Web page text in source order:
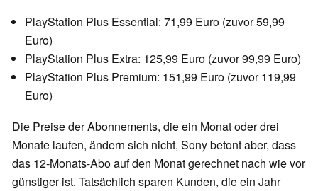
PlayStation Plus Essential: 71,99 Euro (zuvor 59,99
Euro)
PlayStation Plus Extra: 125,99 Euro (zuvor 99,99 Euro)
PlayStation Plus Premium: 151,99 Euro (zuvor 119,99
Euro)
Die Preise der Abonnements, die ein Monat oder drei
Monate laufen, ändern sich nicht, Sony betont aber, dass
das 12-Monats-Abo auf den Monat gerechnet nach wie vor
günstiger ist. Tatsächlich sparen Kunden, die ein Jahr